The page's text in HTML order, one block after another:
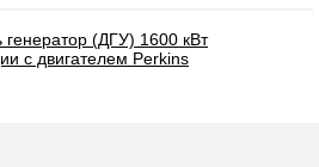
генератор (ДГУ) 1600 кВт
с двигателем Perkins